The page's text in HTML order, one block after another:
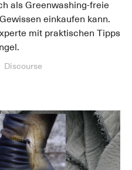
als Greenwashing-freie
einkaufen kann.
mit praktischen Tipps
Discourse